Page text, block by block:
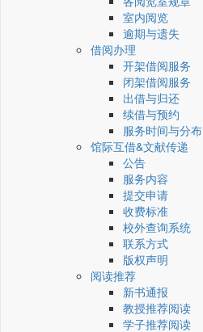
室内阅览
逾期与遗失
借阅办理
开架借阅服务
闭架借阅服务
出借与归还
续借与预约
服务时间与分布
馆际互借&文献传递
公告
服务内容
提交申请
收费标准
校外查询系统
联系方式
版权声明
阅读推荐
新书通报
教授推荐阅读
学子推荐阅读